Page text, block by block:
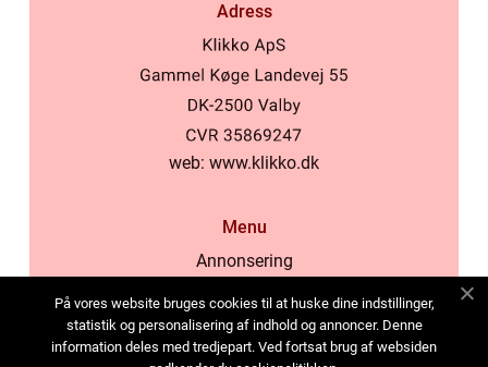
Adress
web: www.klikko.dk
Menu
Annonsering
Cookies
Kontakta oss
På vores website bruges cookies til at huske dine indstillinger,
statistik og personalisering af indhold og annoncer. Denne
information deles med tredjepart. Ved fortsat brug af websiden